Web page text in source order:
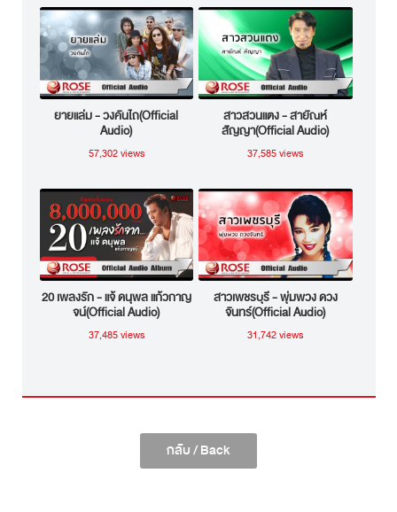
ยายแล่ม - วงคันไถ(Official
Audio)
57,302 views
สาวสวนแตง - สายัณห์
สัญญา(Official Audio)
37,585 views
20 เพลงรัก - แจ้ ดนุพล แก้วกาญ
จน์(Official Audio)
37,485 views
สาวเพชรบุรี - พุ่มพวง ดวง
จันทร์(Official Audio)
31,742 views
กลับ / Back